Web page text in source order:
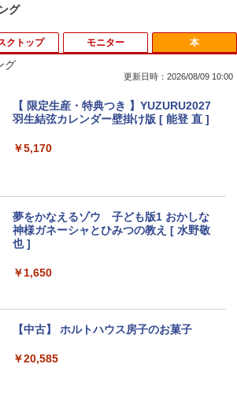
グ
【マラソン限定価格】中古 NEC Lavie N
S700/NAB Core i7 8565U 第8世代CPU
neMemory]内蔵 15インチ フルHD Wind
パソコン
￥19,800
おまかせ コスパ重視 Windows11 第8世
代 / 第10世代 Core i3 / i5 / i7 選択可能
メモリ8GB SSD240GB以上 15.6インチ
おまかせ Wi-Fi 初期設定済 すぐ使える 9
0日保証 送料無料
クトップ
【訳あり品】中古パソコン | NEC | Mate
MKM34B-1 | Windows11 | デスクトップ
(〜最大3.8)GHz | MEM:8GB | SSD:256G
モリ Quadro P620 グラボ付き ワークス
B SSD 500GB HDD DVD 省スペース デ
スクトップパソコン 中古PC
￥34,800
モニター
【マラソンセール期間中ポイント5倍】
【まとめ買いでお得】 中古モニター 18.5
LL E1916H DisplayPort VGA ケーブル
まで】 モニター 21.5型 液晶ディスプレ
nc 21.5インチ 角度調節 FullHD ブルー
ライトカット VAパネル VESAフル FHD
ノングレア MAXZEN JM22CH02
￥9,480
本
グ
更新日時：2026/08/09 10:00
【 限定生産・特典つき 】YUZURU2027
羽生結弦カレンダー壁掛け版 [ 能登 直 ]
￥5,170
夢をかなえるゾウ 子ども版1 おかしな
神様ガネーシャとひみつの教え [ 水野敬
也 ]
￥1,650
【中古】 ホルトハウス房子のお菓子
￥20,585